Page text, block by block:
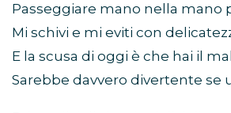
Passeggiare mano nella mano
Mi schivi e mi eviti con
E la scusa di oggi è che hai il
Sarebbe davvero divertente se